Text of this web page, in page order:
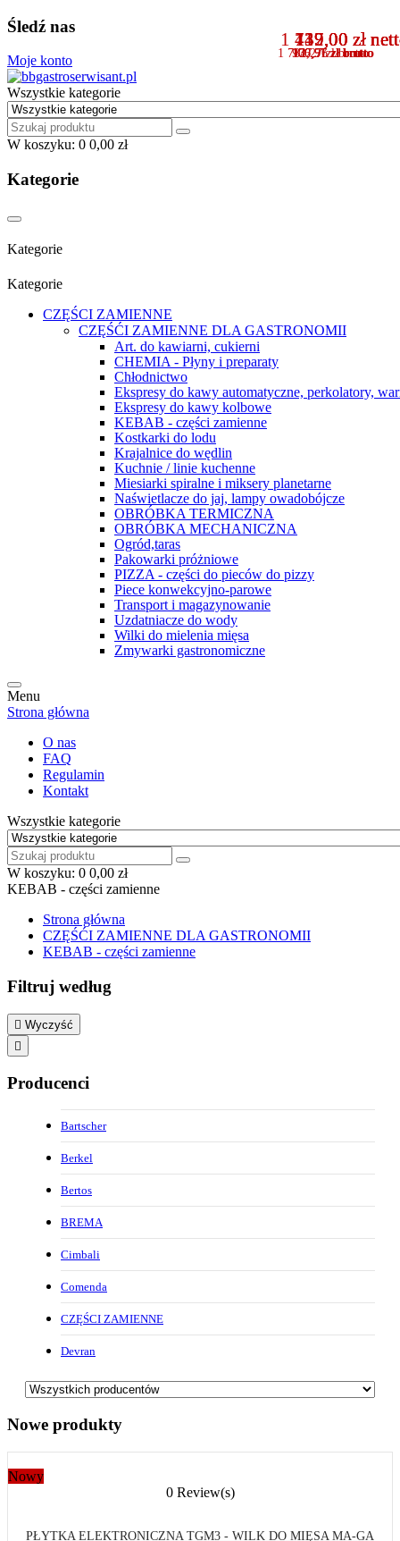
Śledź nas
Moje konto
Wszystkie kategorie
W koszyku: 0 0,00 zł
Kategorie
Kategorie
Kategorie
CZĘŚCI ZAMIENNE
CZĘŚĆI ZAMIENNE DLA GASTRONOMII
Art. do kawiarni, cukierni
CHEMIA - Płyny i preparaty
Chłodnictwo
Ekspresy do kawy automatyczne, perkolatory,
Ekspresy do kawy kolbowe
KEBAB - części zamienne
Kostkarki do lodu
Krajalnice do wędlin
Kuchnie / linie kuchenne
Miesiarki spiralne i miksery planetarne
Naświetlacze do jaj, lampy owadobójcze
OBRÓBKA TERMICZNA
OBRÓBKA MECHANICZNA
Ogród,taras
Pakowarki próżniowe
PIZZA - części do pieców do pizzy
Piece konwekcyjno-parowe
Transport i magazynowanie
Uzdatniacze do wody
Wilki do mielenia mięsa
Zmywarki gastronomiczne
Menu
Strona główna
O nas
FAQ
Regulamin
Kontakt
Wszystkie kategorie
W koszyku: 0 0,00 zł
KEBAB - części zamienne
Strona główna
CZĘŚĆI ZAMIENNE DLA GASTRONOMII
KEBAB - części zamienne
Filtruj według
 Wyczyść

Producenci
Bartscher
Berkel
Bertos
BREMA
Cimbali
Comenda
CZĘŚCI ZAMIENNE
Devran
Nowe produkty
Nowy
1 449,00 zł
1 782,27 zł brutto
0 Review(s)
PŁYTKA ELEKTRONICZNA TGM3 - WILK DO MIĘSA MA-GA
139,00 zł
170,97 zł brutto
112,00 zł
137,76 zł brutto
737,00 zł
906,51 zł brutto